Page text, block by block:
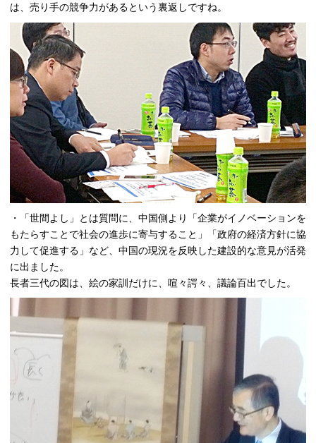
は、売り手の競争力があるという裏返しですね。
・「世間よし」とは質問に、中国側より「企業がイノベーションを
もたらすことで社会の進歩に寄与すること」「政府の経済方針に協
力して促進する」など、中国の現況を反映した建設的な意見が活発
に出ました。
長者三代の図は、絵の家訓だけに、喧々諤々、議論百出でした。